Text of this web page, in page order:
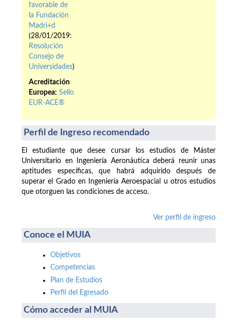
favorable de
la Fundación
Madri+d
(28/01/2019:
Resolución
Consejo de
Universidades)
Acreditación
Europea: Sello
EUR-ACE®
Perfil de Ingreso recomendado
El estudiante que desee cursar los estudios de Máster
Universitario en Ingeniería Aeronáutica deberá reunir unas
aptitudes específicas, que habrá adquirido después de
superar el Grado en Ingeniería Aeroespacial u otros estudios
que otorguen las condiciones de acceso.
Ver perfil de ingreso
Conoce el MUIA
Objetivos
Competencias
Plan de Estudios
Perfil del Egresado
Cómo acceder al MUIA